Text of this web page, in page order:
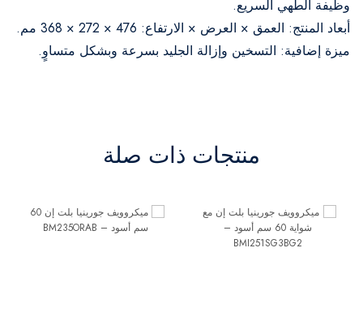
وظيفة الطهي السريع.
أبعاد المنتج: العمق × العرض × الارتفاع: 476 × 272 × 368 مم.
ميزة إضافية: التسخين وإزالة الجليد بسرعة وبشكل متساوٍ.
منتجات ذات صلة